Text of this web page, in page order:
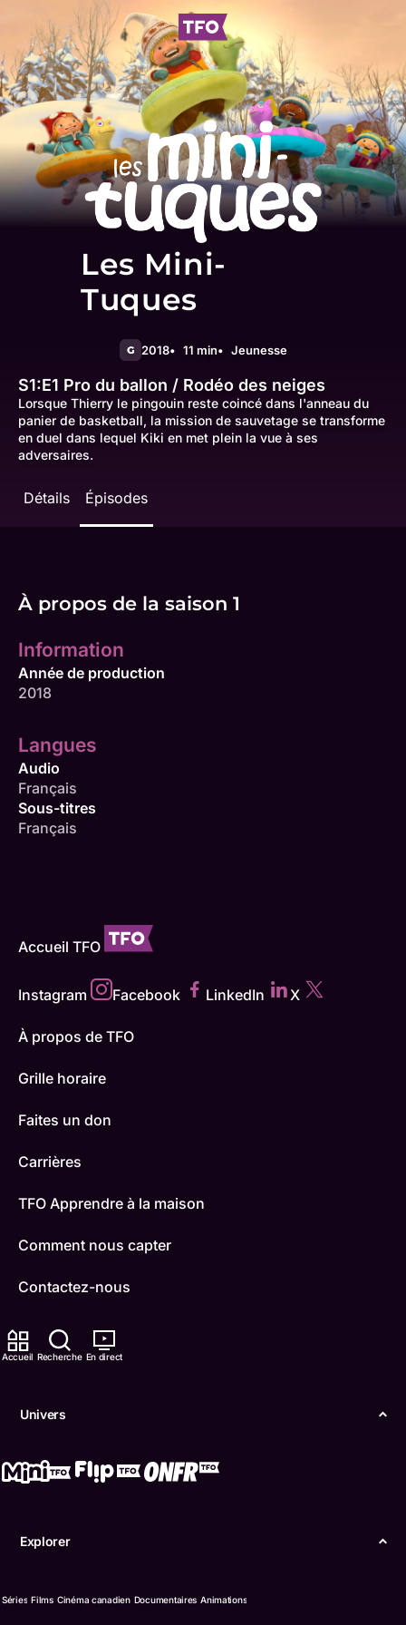
Accueil Recherche En direct
Univers
Explorer
Séries Films Cinéma canadien Documentaires Animations
Les Mini-
Tuques
G 2018 11 min Jeunesse
S1:E1 Pro du ballon / Rodéo des neiges
Lorsque Thierry le pingouin reste coincé dans l'anneau du
panier de basketball, la mission de sauvetage se transforme
en duel dans lequel Kiki en met plein la vue à ses
adversaires.
Détails Épisodes
À propos de la saison 1
Information
Année de production
2018
Langues
Audio
Français
Sous-titres
Français
Accueil TFO
Instagram Facebook LinkedIn X
À propos de TFO
Grille horaire
Faites un don
Carrières
TFO Apprendre à la maison
Comment nous capter
Contactez-nous
ONFR
Boukili
Confidentialité
langue française de l’Ontario (TFO) - 2026